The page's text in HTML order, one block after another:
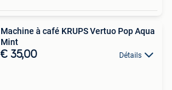
Machine à café KRUPS Vertuo Pop Aqua
Mint
€ 35,00 Détails